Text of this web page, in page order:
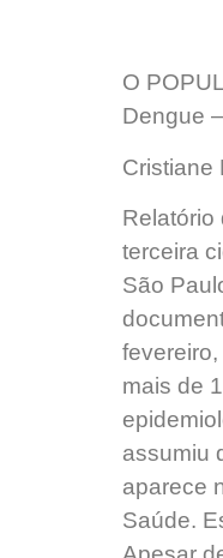
O
Dengue
Cristiane
Relatório
terceira
São
mais de
assumiu
aparece
Saúde.